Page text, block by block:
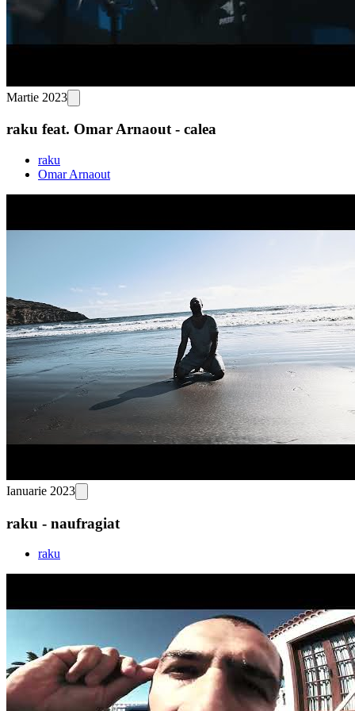
Martie 2023
raku feat. Omar Arnaout - calea
raku
Omar Arnaout
Ianuarie 2023
raku - naufragiat
raku